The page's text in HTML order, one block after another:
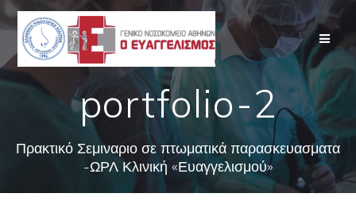
Skip
content
portfolio-2
Πρακτικό Σεμιναριο σε πτωματικά παρασκευασματα
-ΩΡΛ Κλινική «Ευαγγελισμού»